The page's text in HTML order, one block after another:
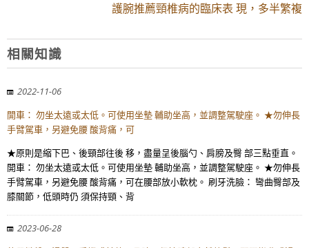
護腕推薦頸椎病的臨床表 現，多半繁複
相關知識
2022-11-06
開車： 勿坐太遠或太低。可使用坐墊 輔助坐高，並調整駕駛座。 ★勿伸長
手臂駕車，另避免腰 酸背痛，可
★原則是縮下巴、後頸部往後 移，盡量呈後腦勺、肩膀及臀 部三點垂直。
開車： 勿坐太遠或太低。可使用坐墊 輔助坐高，並調整駕駛座。 ★勿伸長
手臂駕車，另避免腰 酸背痛，可在腰部放小軟枕。 刷牙洗臉： 彎曲臀部及
膝關節，低頭時仍 須保持頸、背
2023-06-28